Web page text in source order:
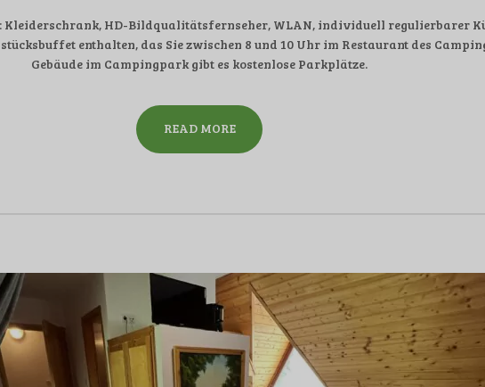
Kleiderschrank, HD-Bildqualitätsfernseher, WLAN, individuell regulierbarer
enthalten, das Sie zwischen 8 und 10 Uhr im Restaurant des
Gebäude im Campingpark gibt es kostenlose Parkplätze.
READ MORE